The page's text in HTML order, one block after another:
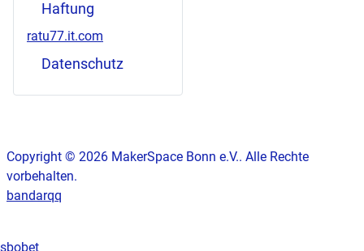
Haftung
ratu77.it.com
Datenschutz
Copyright © 2026 MakerSpace Bonn e.V.. Alle Rechte
vorbehalten.
bandarqq
sbobet